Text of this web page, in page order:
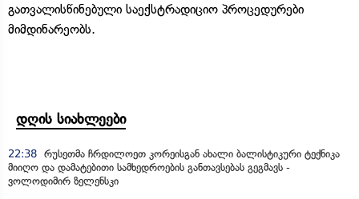
გათვალისწინებული საექსტრადიციო პროცედურები
მიმდინარეობს.
დღის სიახლეები
22:38 რუსეთმა ჩრდილოეთ კორეისგან ახალი ბალისტიკური ტექნიკა
მიიღო და დამატებითი სამხედროების განთავსებას გეგმავს -
ვოლოდიმირ ზელენსკი